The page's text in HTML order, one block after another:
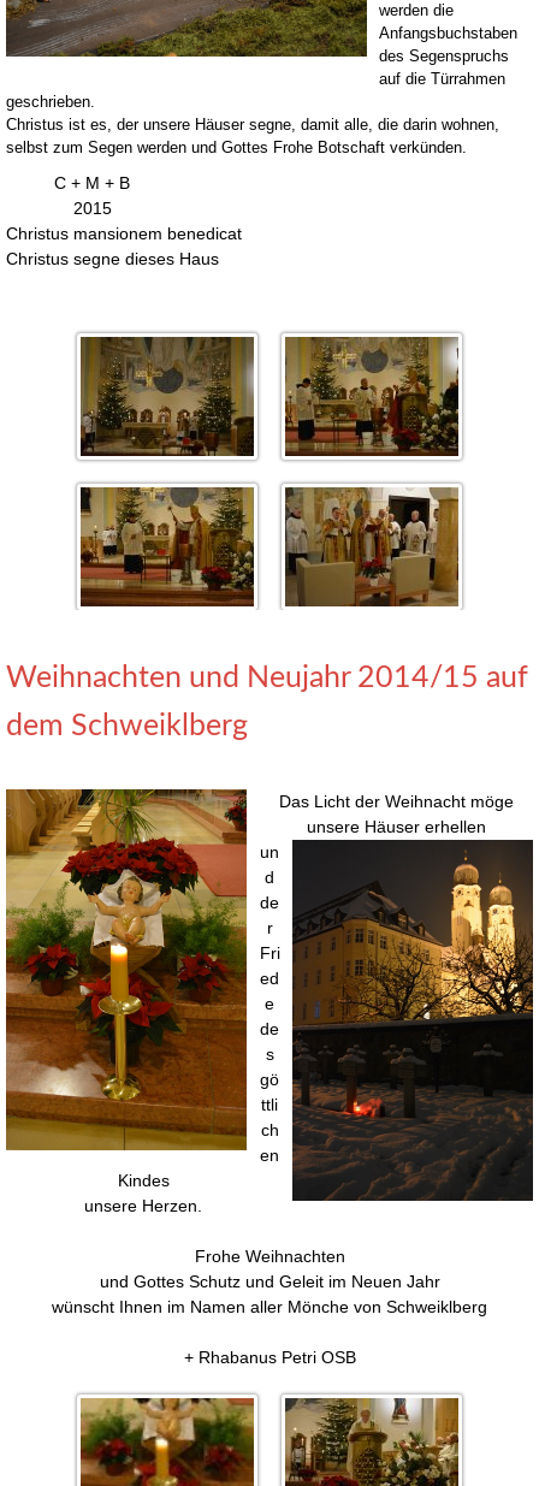
werden die
Anfangsbuchstaben
des Segenspruchs
auf die Türrahmen
geschrieben.
Christus ist es, der unsere Häuser segne, damit alle, die darin wohnen,
selbst zum Segen werden und Gottes Frohe Botschaft verkünden.
C + M + B
2015
Christus mansionem benedicat
Christus segne dieses Haus
Weihnachten und Neujahr 2014/15 auf
dem Schweiklberg
Das Licht der Weihnacht möge
unsere Häuser erhellen
un
d
de
r
Fri
ed
e
de
s
gö
ttli
ch
en
Kindes
unsere Herzen.
Frohe Weihnachten
und Gottes Schutz und Geleit im Neuen Jahr
wünscht Ihnen im Namen aller Mönche von Schweiklberg
+ Rhabanus Petri OSB